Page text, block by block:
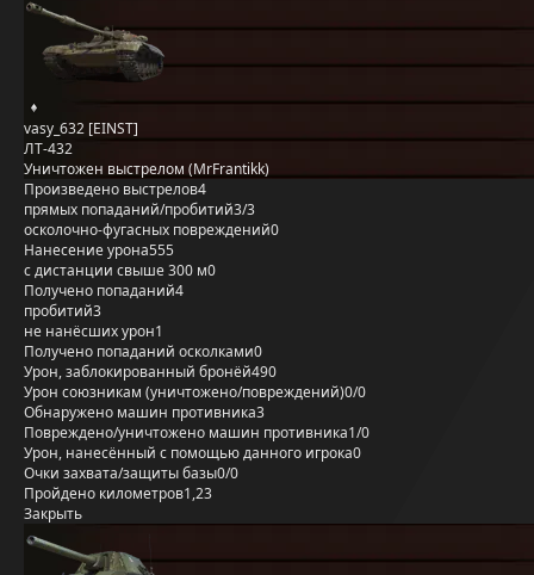
vasy_632 [EINST]
ЛТ-432
Уничтожен выстрелом (MrFrantikk)
Произведено выстрелов4
прямых попаданий/пробитий3/3
осколочно-фугасных повреждений0
Нанесение урона555
с дистанции свыше 300 м0
Получено попаданий4
пробитий3
не нанёсших урон1
Получено попаданий осколками0
Урон, заблокированный бронёй490
Урон союзникам (уничтожено/повреждений)0/0
Обнаружено машин противника3
Повреждено/уничтожено машин противника1/0
Урон, нанесённый с помощью данного игрока0
Очки захвата/защиты базы0/0
Пройдено километров1,23
Закрыть